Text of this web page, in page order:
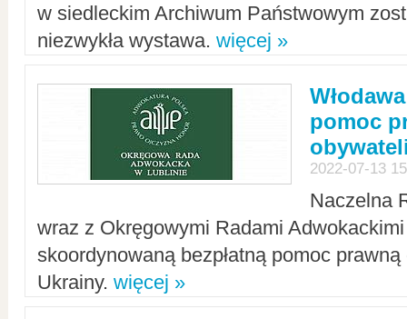
w siedleckim Archiwum Państwowym
niezwykła wystawa. więcej »
pomoc
2022-07-13
Naczelna
wraz z Okręgowymi Radami Adwokackimi
skoordynowaną bezpłatną pomoc
Ukrainy. więcej »